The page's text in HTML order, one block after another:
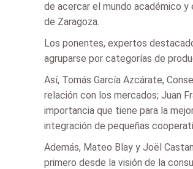
de acercar el mundo académico
de Zaragoza.
Los ponentes, expertos
agruparse por categorías de
Así, Tomás García Azcárate,
relación con los mercados; Juan
importancia que tiene para la
integración de pequeñas
Además, Mateo Blay y Joël
primero desde la visión de la